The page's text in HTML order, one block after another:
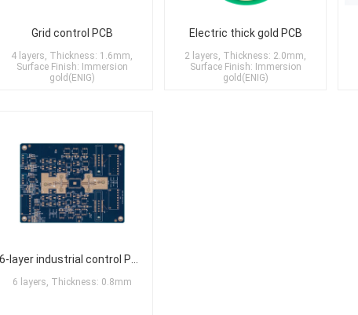
Grid control PCB
4 layers, Thickness: 1.6mm,
Surface Finish: Immersion
gold(ENIG)
Electric thick gold PCB
2 layers, Thickness: 2.0mm,
Surface Finish: Immersion
gold(ENIG)
6 layers, Thickness: 0.8mm